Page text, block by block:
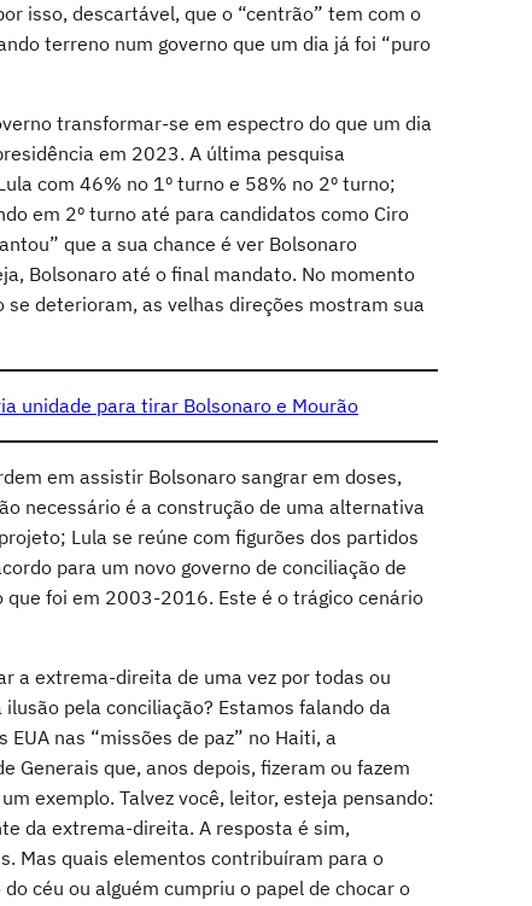
isso, descartável, que o “centrão” tem com o
terreno num governo que um dia já foi “puro
transformar-se em espectro do que um dia
em 2023. A última pesquisa
com 46% no 1º turno e 58% no 2º turno;
em 2º turno até para candidatos como Ciro
que a sua chance é ver Bolsonaro
Bolsonaro até o final mandato. No momento
deterioram, as velhas direções mostram sua
unidade para tirar Bolsonaro e Mourão
em assistir Bolsonaro sangrar em doses,
necessário é a construção de uma alternativa
Lula se reúne com figurões dos partidos
para um novo governo de conciliação de
foi em 2003-2016. Este é o trágico cenário
a extrema-direita de uma vez por todas ou
pela conciliação? Estamos falando da
nas “missões de paz” no Haiti, a
Generais que, anos depois, fizeram ou fazem
exemplo. Talvez você, leitor, esteja pensando:
da extrema-direita. A resposta é sim,
Mas quais elementos contribuíram para o
céu ou alguém cumpriu o papel de chocar o